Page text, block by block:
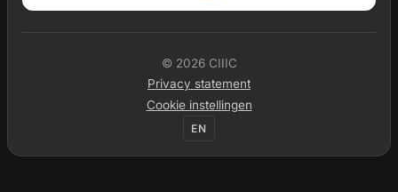
© 2026 CIIIC
Privacy statement
Cookie instellingen
EN